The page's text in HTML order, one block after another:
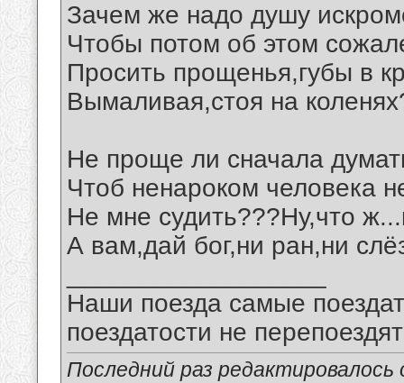
Зачем же надо душу
Чтобы потом об этом
Просить прощенья,губы в
Вымаливая,стоя на
Не проще ли сначала
Чтоб ненароком человека
Не мне судить???Ну,что
А вам,дай бог,ни ран,ни
Наши поезда самые
поездатости не
Последний раз редактировалось